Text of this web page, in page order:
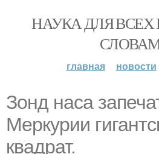
НАУКА ДЛЯ
главная новости
Зонд наса
Меркурии
квадрат.